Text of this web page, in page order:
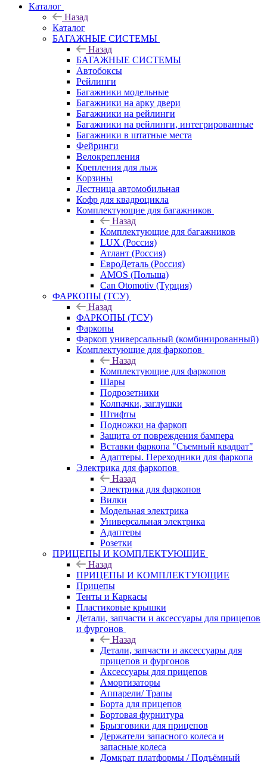
Каталог
Назад
Каталог
БАГАЖНЫЕ СИСТЕМЫ
Назад
БАГАЖНЫЕ СИСТЕМЫ
Автобоксы
Рейлинги
Багажники модельные
Багажники на арку двери
Багажники на рейлинги
Багажники на рейлинги, интегрированные
Багажники в штатные места
Фейринги
Велокрепления
Крепления для лыж
Корзины
Лестница автомобильная
Кофр для квадроцикла
Комплектующие для багажников
Назад
Комплектующие для багажников
LUX (Россия)
Атлант (Россия)
ЕвроДеталь (Россия)
AMOS (Польша)
Can Otomotiv (Турция)
ФАРКОПЫ (ТСУ)
Назад
ФАРКОПЫ (ТСУ)
Фаркопы
Фаркоп универсальный (комбинированный)
Комплектующие для фаркопов
Назад
Комплектующие для фаркопов
Шары
Подрозетники
Колпачки, заглушки
Штифты
Подножки на фаркоп
Защита от повреждения бампера
Вставки фаркопа "Съемный квадрат"
Адаптеры. Переходники для фаркопа
Электрика для фаркопов
Назад
Электрика для фаркопов
Вилки
Модельная электрика
Универсальная электрика
Адаптеры
Розетки
ПРИЦЕПЫ И КОМПЛЕКТУЮЩИЕ
Назад
ПРИЦЕПЫ И КОМПЛЕКТУЮЩИЕ
Прицепы
Тенты и Каркасы
Пластиковые крышки
Детали, запчасти и аксессуары для прицепов
и фургонов
Назад
Детали, запчасти и аксессуары для
прицепов и фургонов
Аксессуары для прицепов
Амортизаторы
Аппарели/ Трапы
Борта для прицепов
Бортовая фурнитура
Брызговики для прицепов
Держатели запасного колеса и
запасные колеса
Домкрат платформы / Подъёмный